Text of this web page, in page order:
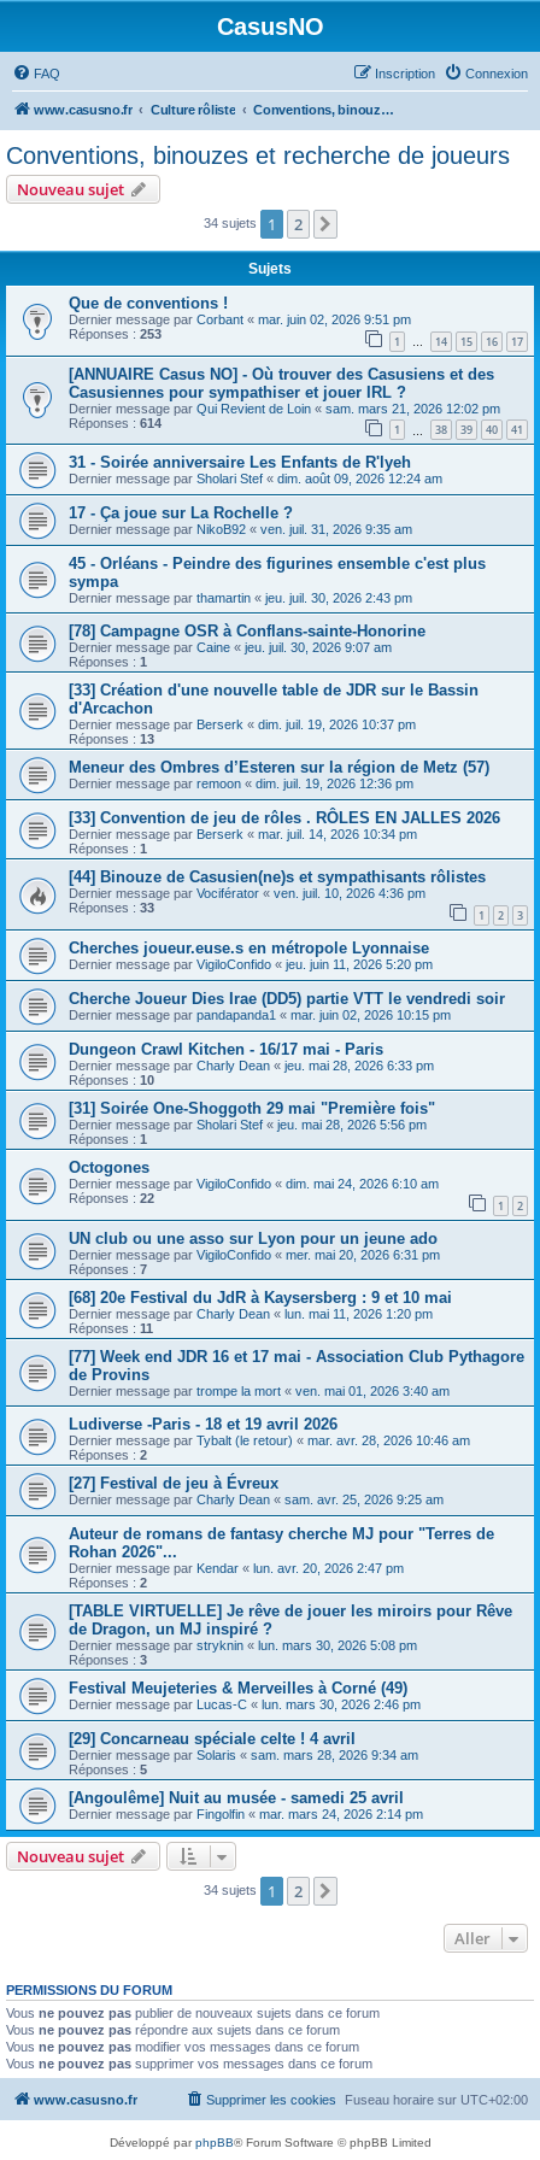
CasusNO
FAQ Connexion
Inscription
www.casusno.fr Culture rôliste Conventions, binouzes et recherche de joueurs
Conventions, binouzes et recherche de joueurs
Nouveau sujet
34 sujets 1 2
Sujets
Que de conventions !
Dernier message par Corbant « mar. juin 02, 2026 9:51 pm
Réponses : 253 1 … 14 15 16 17
[ANNUAIRE Casus NO] - Où trouver des Casusiens et des
Casusiennes pour sympathiser et jouer IRL ?
Dernier message par Qui Revient de Loin « sam. mars 21, 2026 12:02 pm
Réponses : 614 1 38 39 40 41
31 - Soirée anniversaire Les Enfants de R'lyeh
Dernier message par Sholari Stef « dim. août 09, 2026 12:24 am
17 - Ça joue sur La Rochelle ?
Dernier message par NikoB92 « ven. juil. 31, 2026 9:35 am
45 - Orléans - Peindre des figurines ensemble c'est plus
sympa
Dernier message par thamartin « jeu. juil. 30, 2026 2:43 pm
[78] Campagne OSR à Conflans-sainte-Honorine
Dernier message par Caine « jeu. juil. 30, 2026 9:07 am
Réponses : 1
[33] Création d'une nouvelle table de JDR sur le Bassin
d'Arcachon
Dernier message par Berserk « dim. juil. 19, 2026 10:37 pm
Réponses : 13
Meneur des Ombres d’Esteren sur la région de Metz (57)
Dernier message par remoon « dim. juil. 19, 2026 12:36 pm
[33] Convention de jeu de rôles . RÔLES EN JALLES 2026
Dernier message par Berserk « mar. juil. 14, 2026 10:34 pm
Réponses : 1
[44] Binouze de Casusien(ne)s et sympathisants rôlistes
Dernier message par Vociférator « ven. juil. 10, 2026 4:36 pm
Réponses : 33 1 2 3
Cherches joueur.euse.s en métropole Lyonnaise
Dernier message par VigiloConfido « jeu. juin 11, 2026 5:20 pm
Cherche Joueur Dies Irae (DD5) partie VTT le vendredi soir
Dernier message par pandapanda1 « mar. juin 02, 2026 10:15 pm
Dungeon Crawl Kitchen - 16/17 mai - Paris
Dernier message par Charly Dean « jeu. mai 28, 2026 6:33 pm
Réponses : 10
[31] Soirée One-Shoggoth 29 mai "Première fois"
Dernier message par Sholari Stef « jeu. mai 28, 2026 5:56 pm
Réponses : 1
Octogones
Dernier message par VigiloConfido « dim. mai 24, 2026 6:10 am
Réponses : 22 1 2
UN club ou une asso sur Lyon pour un jeune ado
Dernier message par VigiloConfido « mer. mai 20, 2026 6:31 pm
Réponses : 7
[68] 20e Festival du JdR à Kaysersberg : 9 et 10 mai
Dernier message par Charly Dean « lun. mai 11, 2026 1:20 pm
Réponses : 11
[77] Week end JDR 16 et 17 mai - Association Club Pythagore
de Provins
Dernier message par trompe la mort « ven. mai 01, 2026 3:40 am
Ludiverse -Paris - 18 et 19 avril 2026
Dernier message par Tybalt (le retour) « mar. avr. 28, 2026 10:46 am
Réponses : 2
[27] Festival de jeu à Évreux
Dernier message par Charly Dean « sam. avr. 25, 2026 9:25 am
Auteur de romans de fantasy cherche MJ pour "Terres de
Rohan 2026"...
Dernier message par Kendar « lun. avr. 20, 2026 2:47 pm
Réponses : 2
[TABLE VIRTUELLE] Je rêve de jouer les miroirs pour Rêve
de Dragon, un MJ inspiré ?
Dernier message par stryknin « lun. mars 30, 2026 5:08 pm
Réponses : 3
Festival Meujeteries & Merveilles à Corné (49)
Dernier message par Lucas-C « lun. mars 30, 2026 2:46 pm
[29] Concarneau spéciale celte ! 4 avril
Dernier message par Solaris « sam. mars 28, 2026 9:34 am
Réponses : 5
[Angoulême] Nuit au musée - samedi 25 avril
Dernier message par Fingolfin « mar. mars 24, 2026 2:14 pm
Nouveau sujet
34 sujets 1 2
Aller
PERMISSIONS DU FORUM
Vous ne pouvez pas publier de nouveaux sujets dans ce forum
Vous ne pouvez pas répondre aux sujets dans ce forum
Vous ne pouvez pas modifier vos messages dans ce forum
Vous ne pouvez pas supprimer vos messages dans ce forum
www.casusno.fr Fuseau horaire sur UTC+02:00
Supprimer les cookies
Développé parphpBB® Forum Software © phpBB Limited